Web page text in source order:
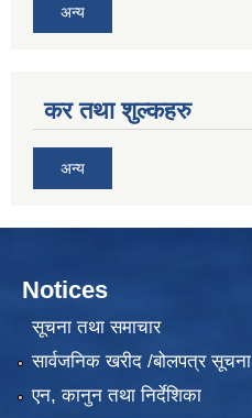
अन्य
कर तथा शुल्कहरु
अन्य
Notices
सूचना तथा समाचार
सार्वजनिक खरीद /बोलपत्र सूचना
एन, कानुन तथा निर्देशिका